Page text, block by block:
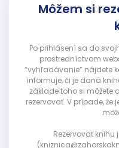
Môžem si
Po prihlásení sa do
prostredníctvom
“vyhľadávanie” nájdete
informuje, či je daná
základe toho si môžete
rezervovať. V prípade,
Rezervovať